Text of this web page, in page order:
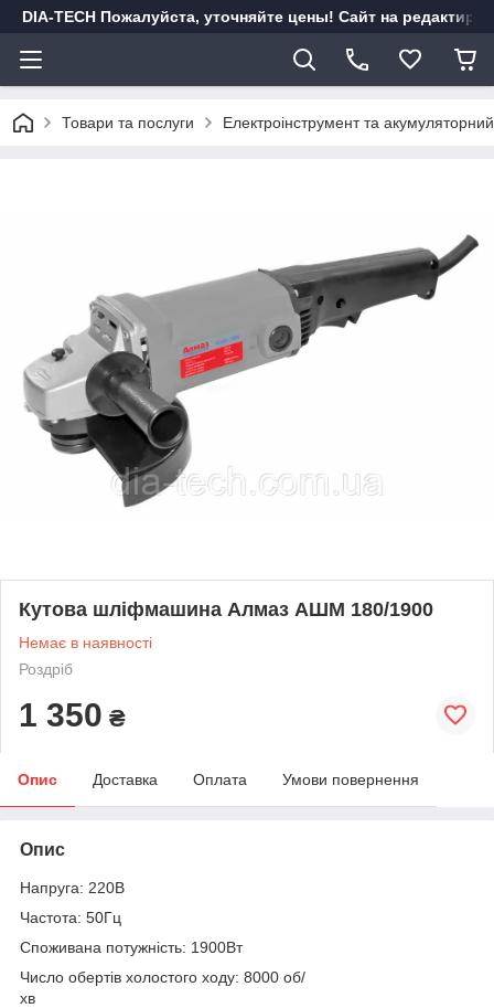
DIA-TECH Пожалуйста, уточняйте цены! Сайт на
Товари та послуги Електроінструмент та
Кутова шліфмашина Алмаз АШМ 180/1900
Немає в наявності
Роздріб
1 350 ₴
Опис Доставка Оплата Умови повернення
Опис
Напруга: 220В
Частота: 50Гц
Споживана потужність: 1900Вт
Число обертів холостого ходу: 8000 об/
хв